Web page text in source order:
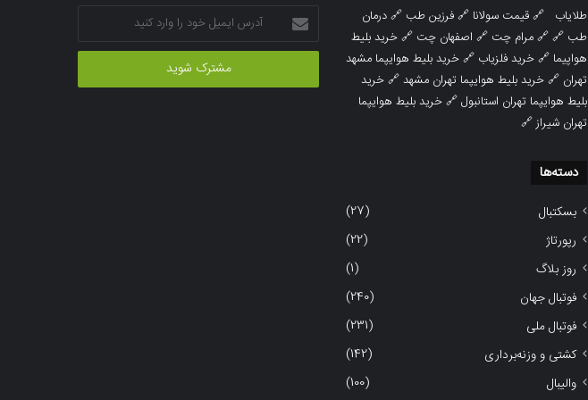
طلایاب 🔗قیمت سولانا 🔗فرزین طب 🔗درمان
طب 🔗 🔗مرام چت 🔗 اصفهان چت 🔗خرید بلیط
هواپیما 🔗خرید فلزیاب 🔗خرید بلیط هوایپما مشهد
تهران 🔗خرید بلیط هوایپما تهران مشهد🔗خرید
بلیط هوایپما تهران استانبول🔗خرید بلیط هوایپما
تهران شیراز🔗
دسته‌ها
بسکتبال
(27)
رپورتاژ
(22)
روز بلاگ
(1)
فوتبال جهان
(240)
فوتبال ملی
(231)
کشتی و وزنه‌برداری
(142)
والیبال
(100)
آدرس
ایمیل
خود
وارد